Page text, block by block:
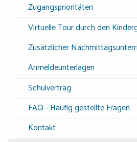
Zugangsprioritäten
Virtuelle Tour durch den
Zusätzlicher
Anmeldeunterlagen
Schulvertrag
FAQ - Häufig gestellte Fragen
Kontakt